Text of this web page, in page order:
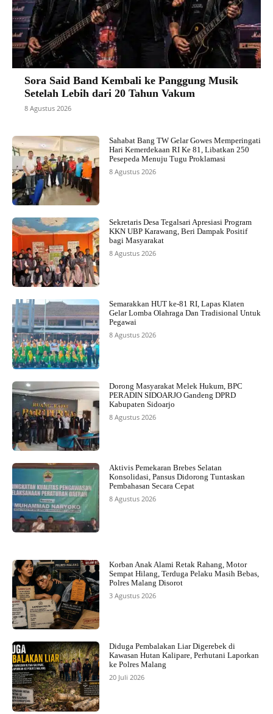
Sora Said Band Kembali ke Panggung Musik
Setelah Lebih dari 20 Tahun Vakum
8 Agustus 2026
Sahabat Bang TW Gelar Gowes Memperingati
Hari Kemerdekaan RI Ke 81, Libatkan 250
Pesepeda Menuju Tugu Proklamasi
8 Agustus 2026
Sekretaris Desa Tegalsari Apresiasi Program
KKN UBP Karawang, Beri Dampak Positif
bagi Masyarakat
8 Agustus 2026
Semarakkan HUT ke-81 RI, Lapas Klaten
Gelar Lomba Olahraga Dan Tradisional Untuk
Pegawai
8 Agustus 2026
Dorong Masyarakat Melek Hukum, BPC
PERADIN SIDOARJO Gandeng DPRD
Kabupaten Sidoarjo
8 Agustus 2026
Aktivis Pemekaran Brebes Selatan
Konsolidasi, Pansus Didorong Tuntaskan
Pembahasan Secara Cepat
8 Agustus 2026
Korban Anak Alami Retak Rahang, Motor
Sempat Hilang, Terduga Pelaku Masih Bebas,
Polres Malang Disorot
3 Agustus 2026
Diduga Pembalakan Liar Digerebek di
Kawasan Hutan Kalipare, Perhutani Laporkan
ke Polres Malang
20 Juli 2026